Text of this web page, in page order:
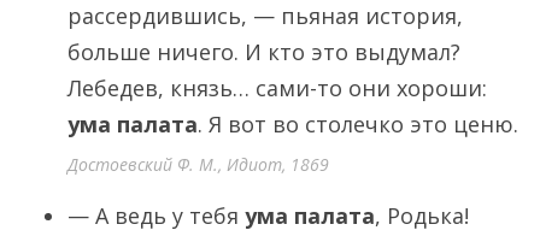
рассердившись, — пьяная история,
больше ничего. И кто это выдумал?
Лебедев, князь… сами-то они хороши:
ума палата. Я вот во столечко это ценю.
Достоевский Ф. М., Идиот, 1869
— А ведь у тебя ума палата, Родька!